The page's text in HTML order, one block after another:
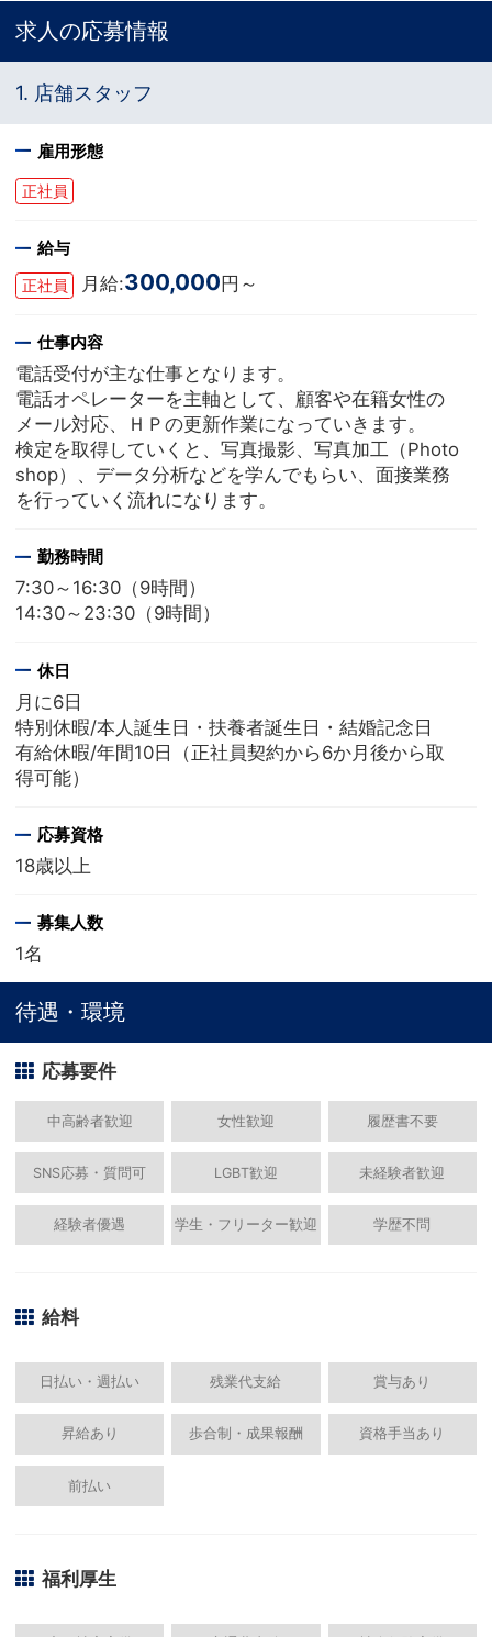
求人の応募情報
1. 店舗スタッフ
雇用形態
正社員
給与
正社員 月給:300,000 円～
仕事内容
電話受付が主な仕事となります。
電話オペレーターを主軸として、顧客や在籍女性の
メール対応、ＨＰの更新作業になっていきます。
検定を取得していくと、写真撮影、写真加工（Photo
shop）、データ分析などを学んでもらい、面接業務
を行っていく流れになります。
勤務時間
7:30～16:30（9時間）
14:30～23:30（9時間）
休日
月に6日
特別休暇/本人誕生日・扶養者誕生日・結婚記念日
有給休暇/年間10日（正社員契約から6か月後から取
得可能）
応募資格
18歳以上
募集人数
1名
待遇・環境
応募要件
中高齢者歓迎 女性歓迎 履歴書不要
SNS応募・質問可 LGBT歓迎 未経験者歓迎
経験者優遇 学生・フリーター歓迎 学歴不問
給料
日払い・週払い 残業代支給 賞与あり
昇給あり 歩合制・成果報酬 資格手当あり
前払い
福利厚生